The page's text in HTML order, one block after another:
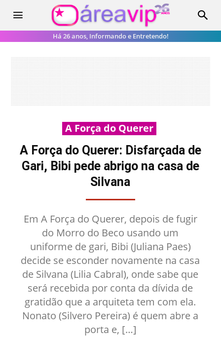
Há 26 anos, Informando e Entretendo!
A Força do Querer
A Força do Querer: Disfarçada de
Gari, Bibi pede abrigo na casa de
Silvana
Em A Força do Querer, depois de fugir
do Morro do Beco usando um
uniforme de gari, Bibi (Juliana Paes)
decide se esconder novamente na casa
de Silvana (Lilia Cabral), onde sabe que
será recebida por conta da dívida de
gratidão que a arquiteta tem com ela.
Nonato (Silvero Pereira) é quem abre a
porta e, […]